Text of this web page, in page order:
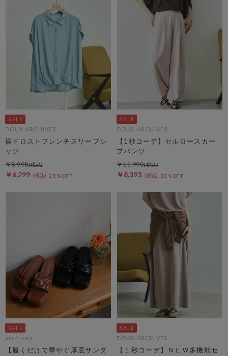
DOUX ARCHIVES
裾ドロストフレンチスリーブシ
ャツ
￥6,299 29％OFF
￥8,998
DOUX ARCHIVES
【1秒コーデ】セルロースカー
ブパンツ
￥8,393 30％OFF
￥11,990
archives
【履くだけで華やぐ厚底サンダ
DOUX ARCHIVES
【１秒コーデ】ＮＥＷ多機能セ